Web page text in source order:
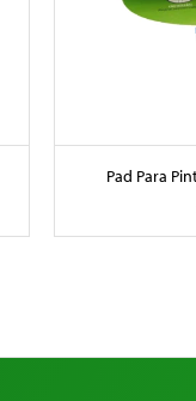
Pad Para